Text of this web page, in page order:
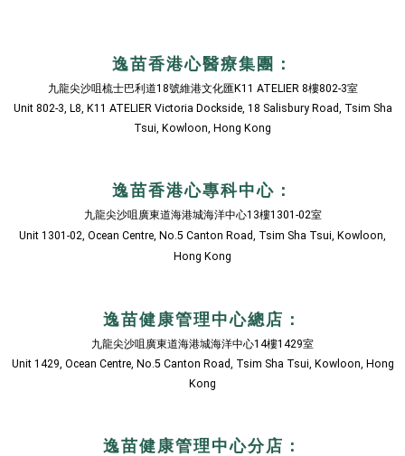
逸苗香港心醫療集團：
九龍尖沙咀梳士巴利道18號維港文化匯K11 ATELIER 8樓802-3室
Unit 802-3, L8, K11 ATELIER Victoria Dockside, 18 Salisbury Road, Tsim Sha
Tsui, Kowloon, Hong Kong
逸苗香港心專科中心：
九龍尖沙咀廣東道海港城海洋中心13樓1301-02室
Unit 1301-02, Ocean Centre, No.5 Canton Road, Tsim Sha Tsui, Kowloon,
Hong Kong
逸苗健康管理中心總店：
九龍尖沙咀廣東道海港城海洋中心14樓1429室
Unit 1429, Ocean Centre, No.5 Canton Road, Tsim Sha Tsui, Kowloon, Hong
Kong
逸苗健康管理中心分店：